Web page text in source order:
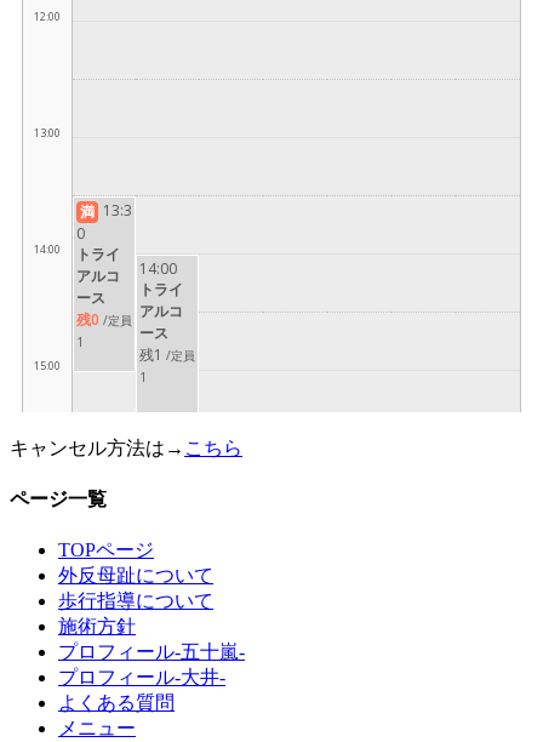
キャンセル方法は→ こちら
ページ一覧
TOPページ
外反母趾について
歩行指導について
施術方針
プロフィール-五十嵐-
プロフィール-大井-
よくある質問
メニュー